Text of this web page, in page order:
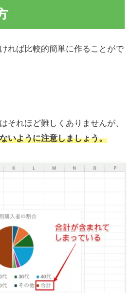
れば比較的簡単に作ることがで
それほど難しくありませんが、
いように注意しましょう。